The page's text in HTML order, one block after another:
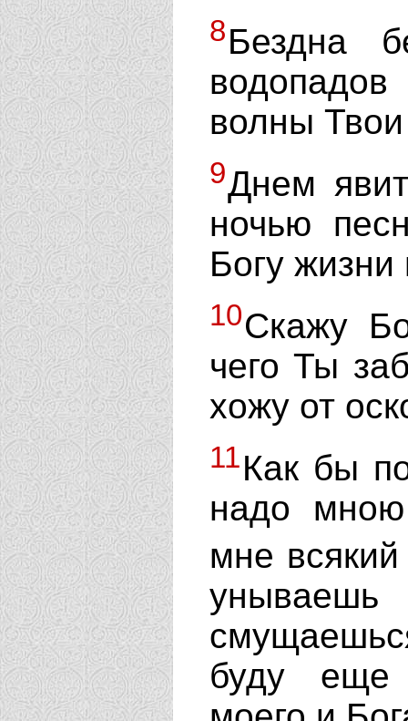
8Бездна
волны
9Днем
ночью
Богу
10Скажу
чего Ты
хожу от
11Как бы
надо мною
мне
буду еще